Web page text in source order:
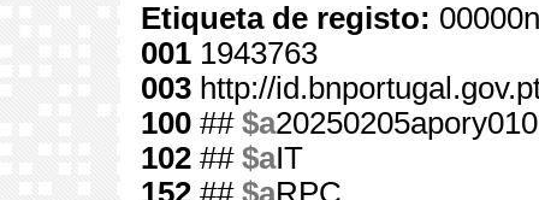
Etiqueta de registo:
001 1943763
003 http://
100 ## $a
102 ## $aIT
152 ## $aRPC